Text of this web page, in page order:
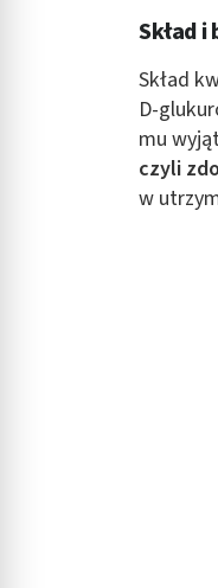
Skład
Skład
D-
mu
czyli
w
Funkcje specjalne IAB:
Identyfikowanie
Cele przetwarzania inne niż